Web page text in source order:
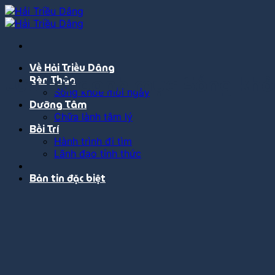
Bỏ
qua
dung
Về Hải Triều Dâng
Rèn Thân
Sống khỏe mỗi ngày
Dưỡng Tâm
Chữa lành tâm lý
Bồi Trí
Hành trình đi tìm
Lãnh đạo tỉnh thức
Bản tin đặc biệt
Lưu trữ danh mục: